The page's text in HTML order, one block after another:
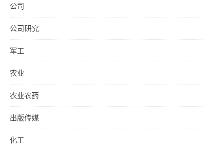
公司
公司研究
军工
农业
农业农药
出版传媒
化工